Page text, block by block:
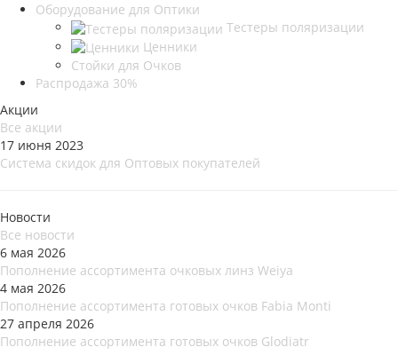
Оборудование для Оптики
Тестеры поляризации
Ценники
Стойки для Очков
Распродажа 30%
Акции
Все акции
17 июня 2023
Система скидок для Оптовых покупателей
Новости
Все новости
6 мая 2026
Пополнение ассортимента очковых линз Weiya
4 мая 2026
Пополнение ассортимента готовых очков Fabia Monti
27 апреля 2026
Пополнение ассортимента готовых очков Glodiatr